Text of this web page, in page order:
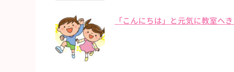
「こんにちは」と元気に教室へ